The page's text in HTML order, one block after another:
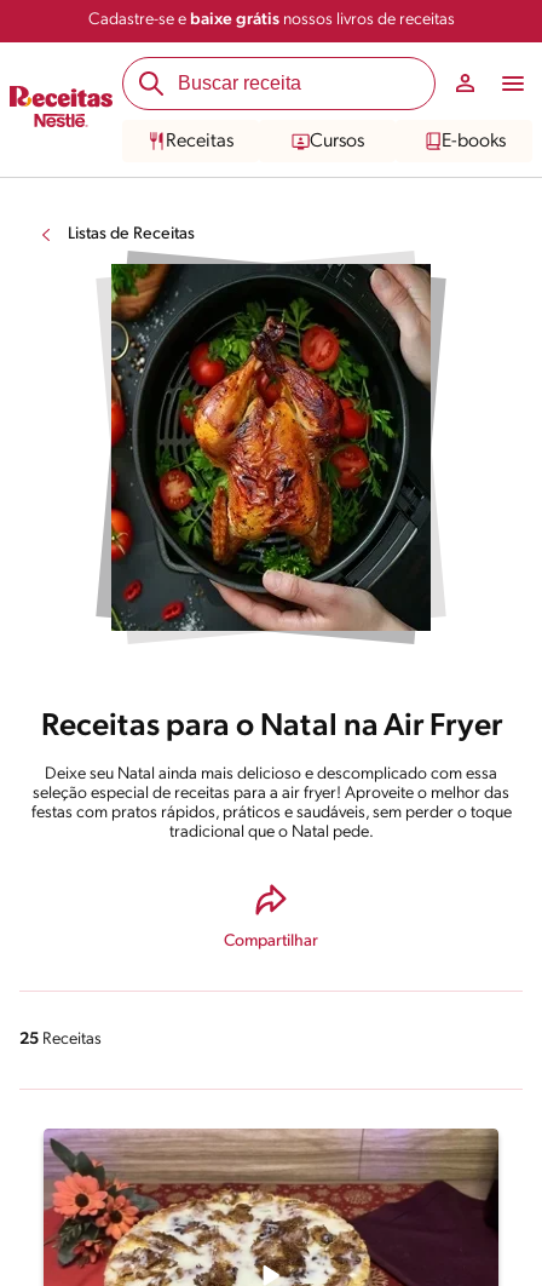
Cadastre-se e baixe grátisnossos livros de receitas
Receitas Cursos E-books
Listas de Receitas
Receitas para o Natal na Air Fryer
Deixe seu Natal ainda mais delicioso e descomplicado com essa
seleção especial de receitas para a air fryer! Aproveite o melhor das
festas com pratos rápidos, práticos e saudáveis, sem perder o toque
tradicional que o Natal pede.
Compartilhar
25 Receitas